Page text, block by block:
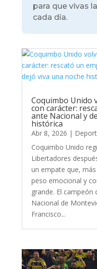
para que vivas
cada día.
Coquimbo Unido
con carácter:
ante Nacional y
histórica
Abr 8, 2026 |
Coquimbo Unido
Libertadores
un empate que,
peso emocional y
grande. El
Nacional de
Francisco...